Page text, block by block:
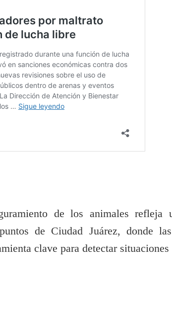
de los animales refleja
de Ciudad Juárez, donde
clave para detectar